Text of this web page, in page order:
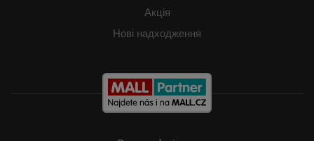
Акція
Нові надходження